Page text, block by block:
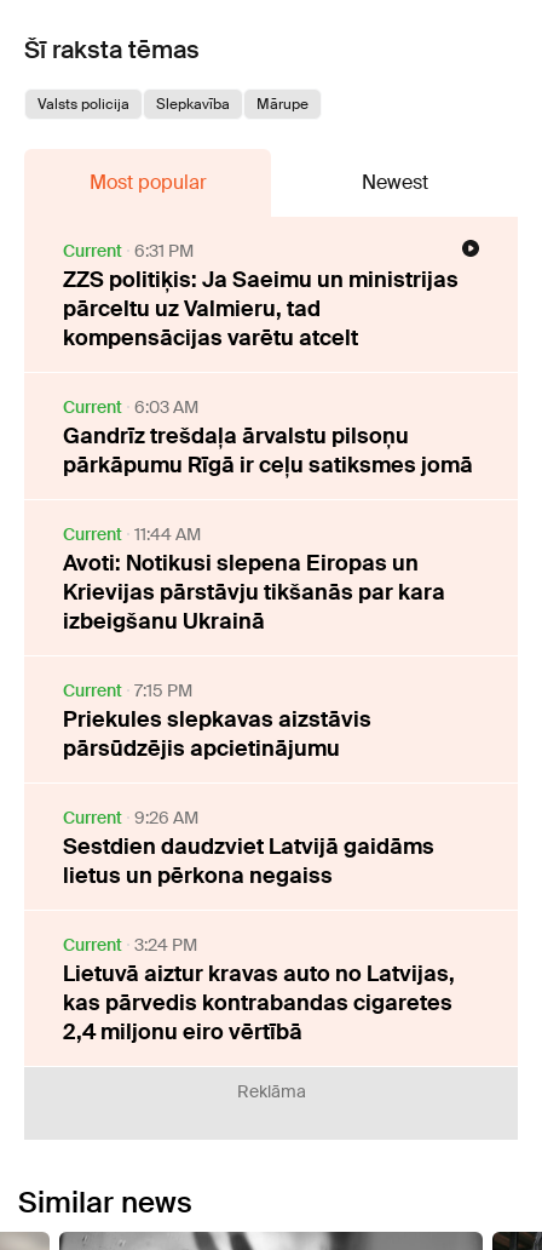
Šī raksta tēmas
Valsts policija Slepkavība Mārupe
Most popular Newest
Current 6:31 PM
ZZS politiķis: Ja Saeimu un ministrijas
pārceltu uz Valmieru, tad
kompensācijas varētu atcelt
Current 6:03 AM
Gandrīz trešdaļa ārvalstu pilsoņu
pārkāpumu Rīgā ir ceļu satiksmes jomā
Current 11:44 AM
Avoti: Notikusi slepena Eiropas un
Krievijas pārstāvju tikšanās par kara
izbeigšanu Ukrainā
Current 7:15 PM
Priekules slepkavas aizstāvis
pārsūdzējis apcietinājumu
Current 9:26 AM
Sestdien daudzviet Latvijā gaidāms
lietus un pērkona negaiss
Current 3:24 PM
Lietuvā aiztur kravas auto no Latvijas,
kas pārvedis kontrabandas cigaretes
2,4 miljonu eiro vērtībā
Reklāma
Similar news